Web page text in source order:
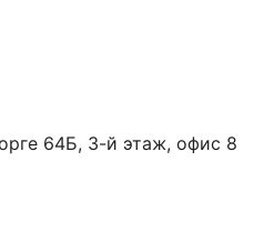
64Б, 3-й этаж, офис 8